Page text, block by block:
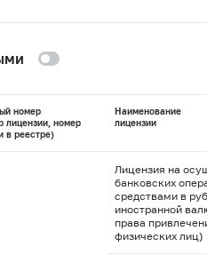
номер
лицензии, номер
в реестре)
Наименование
лицензии
Лицензия на
банковских
средствами в
иностранной
права
физических лиц)